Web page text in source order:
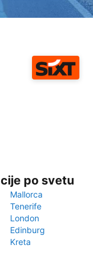
po svetu
Mallorca
Tenerife
London
Edinburg
Kreta